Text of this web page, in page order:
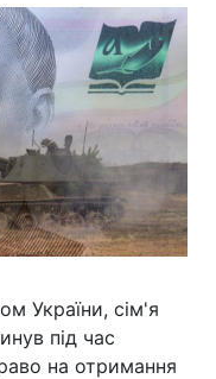
України, сім'я
під час
на отримання